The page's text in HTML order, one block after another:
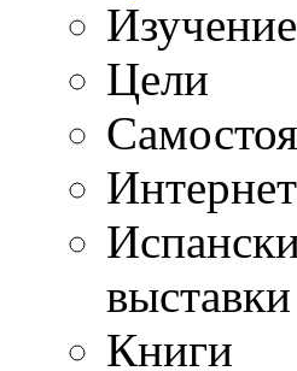
Изучение
Цели
Интернет
выставки
Книги